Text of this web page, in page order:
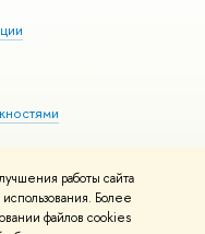
работы сайта
Более
файлов cookies